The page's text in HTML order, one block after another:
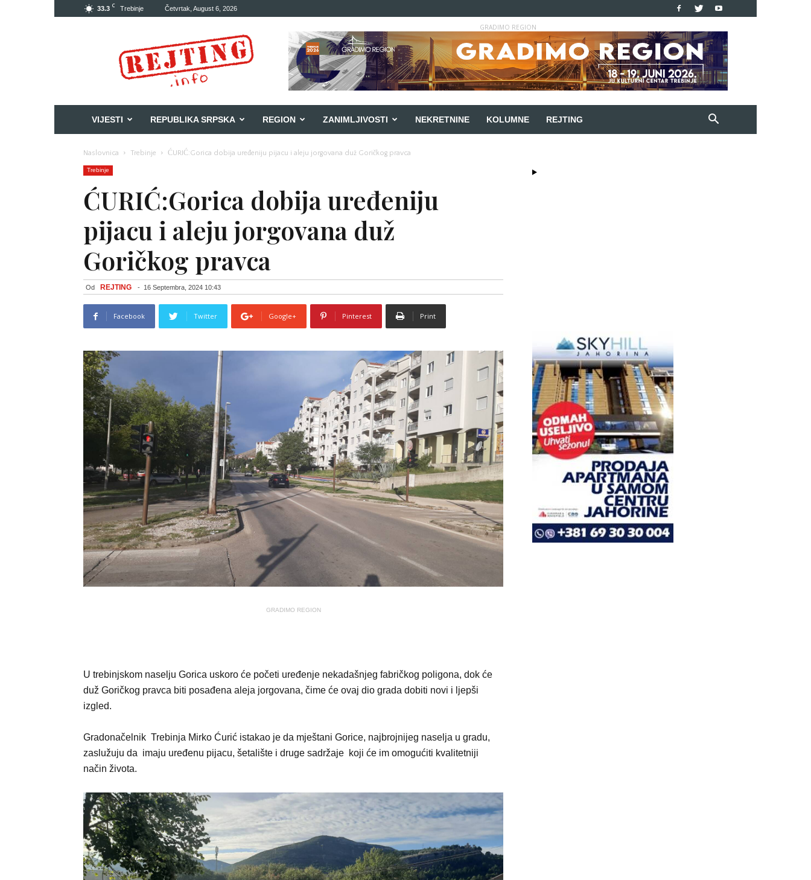
33.3 C Trebinje Četvrtak, August 6, 2026
GRADIMO REGION
VIJESTI REPUBLIKA SRPSKA REGION ZANIMLJIVOSTI NEKRETNINE KOLUMNE REJTING
Naslovnica Trebinje ĆURIĆ:Gorica dobija uređeniju pijacu i aleju jorgovana duž Goričkog pravca
Trebinje
ĆURIĆ:Gorica dobija uređeniju
pijacu i aleju jorgovana duž
Goričkog pravca
Od REJTING - 16 Septembra, 2024 10:43
Facebook Twitter Google+ Pinterest Print
GRADIMO REGION
U trebinjskom naselju Gorica uskoro će početi uređenje nekadašnjeg fabričkog poligona, dok će
duž Goričkog pravca biti posađena aleja jorgovana, čime će ovaj dio grada dobiti novi i ljepši
izgled.
Gradonačelnik Trebinja Mirko Ćurić istakao je da mještani Gorice, najbrojnijeg naselja u gradu,
zaslužuju da imaju uređenu pijacu, šetalište i druge sadržaje koji će im omogućiti kvalitetniji
način života.